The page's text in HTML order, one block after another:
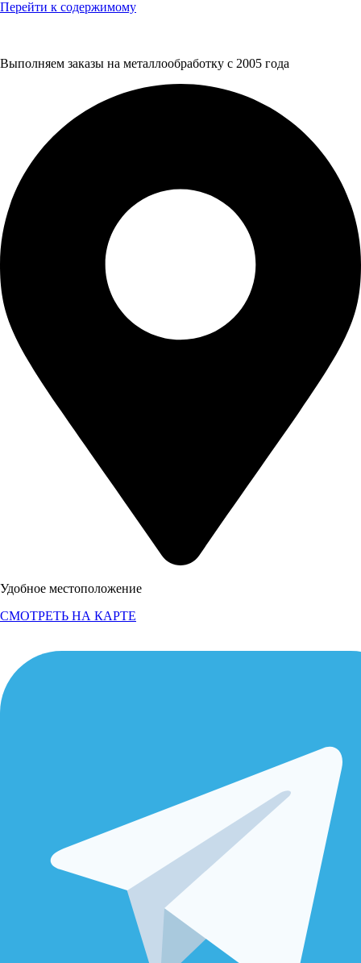
Перейти к содержимому
Выполняем заказы на металлообработку с 2005 года
Удобное местоположение
СМОТРЕТЬ НА КАРТЕ